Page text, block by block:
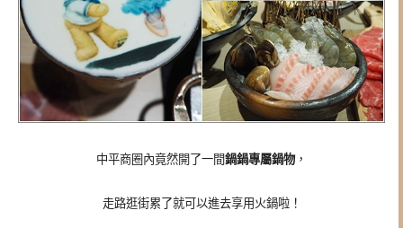
中平商圈內竟然開了一間鍋鍋專屬鍋物，
走路逛街累了就可以進去享用火鍋啦！